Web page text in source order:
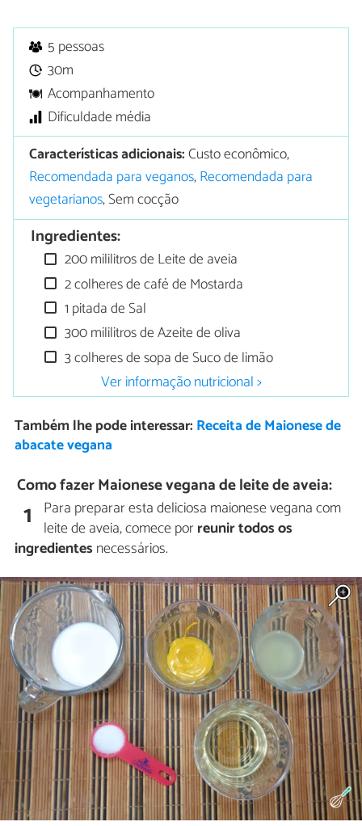
5 pessoas
30m
Acompanhamento
Dificuldade média
Características adicionais:Custo econômico,
Recomendada para veganos,Recomendada para
vegetarianos, Sem cocção
Ingredientes:
200 mililitros de Leite de aveia
2 colheres de café de Mostarda
1 pitada de Sal
300 mililitros de Azeite de oliva
3 colheres de sopa de Suco de limão
Ver informação nutricional >
Também lhe pode interessar: Receita de Maionese de
abacate vegana
Como fazer Maionese vegana de leite de aveia:
1 Para preparar esta deliciosa maionese vegana com
leite de aveia, comece porreunir todos os
ingredientes necessários.